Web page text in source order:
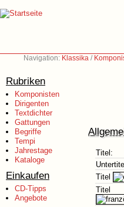
Navigation: Klassika /
Rubriken
Komponisten
Dirigenten
Textdichter
Gattungen
Begriffe
Tempi
Jahrestage
Kataloge
Einkaufen
CD-Tipps
Angebote
Titel:
Titel
Titel